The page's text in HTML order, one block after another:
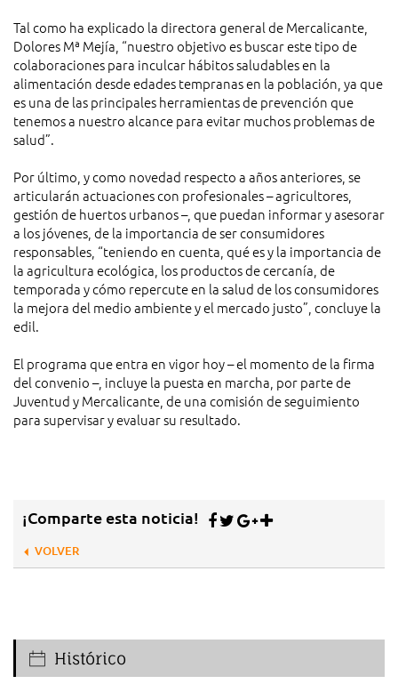
Tal como ha explicado la directora general de Mercalicante,
Dolores Mª Mejía, “nuestro objetivo es buscar este tipo de
colaboraciones para inculcar hábitos saludables en la
alimentación desde edades tempranas en la población, ya que
es una de las principales herramientas de prevención que
tenemos a nuestro alcance para evitar muchos problemas de
salud”.
Por último, y como novedad respecto a años anteriores, se
articularán actuaciones con profesionales – agricultores,
gestión de huertos urbanos –, que puedan informar y asesorar
a los jóvenes, de la importancia de ser consumidores
responsables, “teniendo en cuenta, qué es y la importancia de
la agricultura ecológica, los productos de cercanía, de
temporada y cómo repercute en la salud de los consumidores
la mejora del medio ambiente y el mercado justo”, concluye la
edil.
El programa que entra en vigor hoy – el momento de la firma
del convenio –, incluye la puesta en marcha, por parte de
Juventud y Mercalicante, de una comisión de seguimiento
para supervisar y evaluar su resultado.
¡Comparte esta noticia!
VOLVER
Histórico